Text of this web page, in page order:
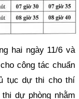
hai ngày 11/6 và
công tác chuẩn
tục dự thi cho thí
dự phòng nhằm